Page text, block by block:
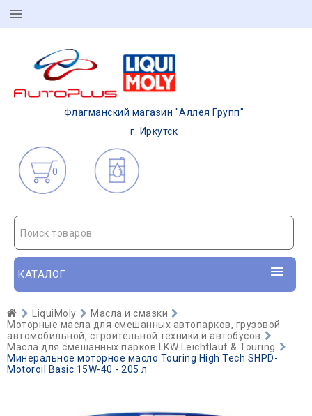
Флагманский магазин "Аллея Групп"
г. Иркутск
0
Поиск товаров
КАТАЛОГ
LiquiMoly
Масла и смазки
Моторные масла для смешанных автопарков, грузовой
автомобильной, строительной техники и автобусов
Масла для смешанных парков LKW Leichtlauf & Touring
Минеральное моторное масло Touring High Tech SHPD-
Motoroil Basic 15W-40 - 205 л